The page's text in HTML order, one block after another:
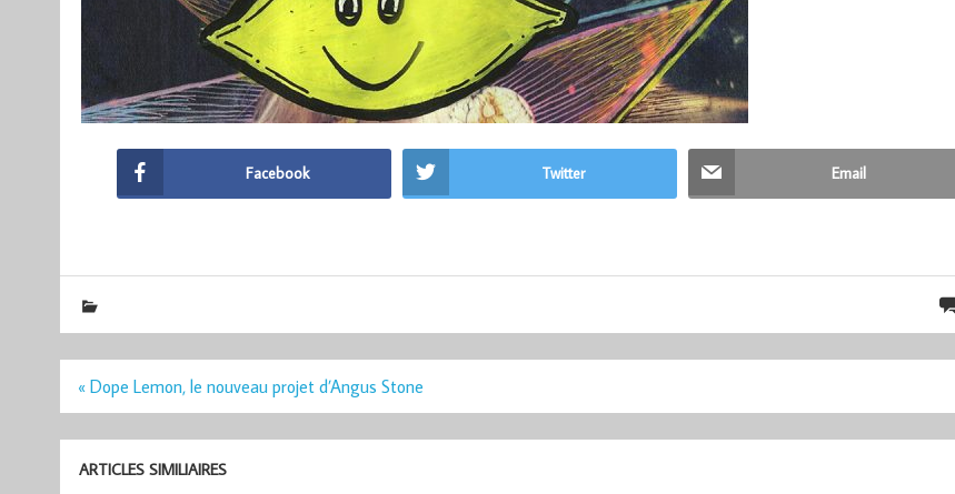
Facebook Twitter Email
Navigation
« Dope Lemon, le nouveau projet d’Angus Stone
ARTICLES SIMILIAIRES